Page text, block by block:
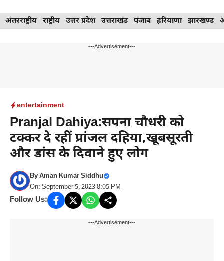
Skip
to
अंतरराष्ट्रीय राष्ट्रीय उत्तर प्रदेश उत्तराखंड पंजाब हरियाणा झारखण्ड
---Advertisement---
entertainment
Pranjal Dahiya:सपना चौधरी को
टक्कर दे रहीं प्रांजल दहिया,खूबसूरती
और डांस के दिवाने हुए लोग
ByAman Kumar Siddhu
On: September 5, 2023 8:05 PM
Follow Us:
---Advertisement---